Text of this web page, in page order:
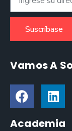
Suscríbase
Vamos A
Academia